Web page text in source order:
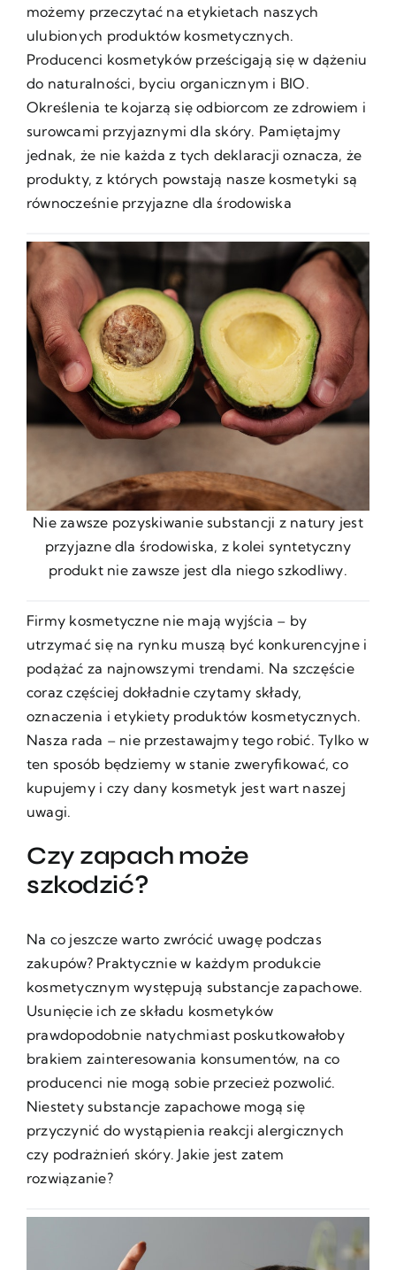
możemy przeczytać na etykietach naszych
ulubionych produktów kosmetycznych.
Producenci kosmetyków prześcigają się w dążeniu
do naturalności, byciu organicznym i BIO.
Określenia te kojarzą się odbiorcom ze zdrowiem i
surowcami przyjaznymi dla skóry. Pamiętajmy
jednak, że nie każda z tych deklaracji oznacza, że
produkty, z których powstają nasze kosmetyki są
równocześnie przyjazne dla środowiska
Nie zawsze pozyskiwanie substancji z natury jest
przyjazne dla środowiska, z kolei syntetyczny
produkt nie zawsze jest dla niego szkodliwy.
Firmy kosmetyczne nie mają wyjścia – by
utrzymać się na rynku muszą być konkurencyjne i
podążać za najnowszymi trendami. Na szczęście
coraz częściej dokładnie czytamy składy,
oznaczenia i etykiety produktów kosmetycznych.
Nasza rada – nie przestawajmy tego robić. Tylko w
ten sposób będziemy w stanie zweryfikować, co
kupujemy i czy dany kosmetyk jest wart naszej
uwagi.
Czy zapach może
szkodzić?
Na co jeszcze warto zwrócić uwagę podczas
zakupów? Praktycznie w każdym produkcie
kosmetycznym występują substancje zapachowe.
Usunięcie ich ze składu kosmetyków
prawdopodobnie natychmiast poskutkowałoby
brakiem zainteresowania konsumentów, na co
producenci nie mogą sobie przecież pozwolić.
Niestety substancje zapachowe mogą się
przyczynić do wystąpienia reakcji alergicznych
czy podrażnień skóry. Jakie jest zatem
rozwiązanie?